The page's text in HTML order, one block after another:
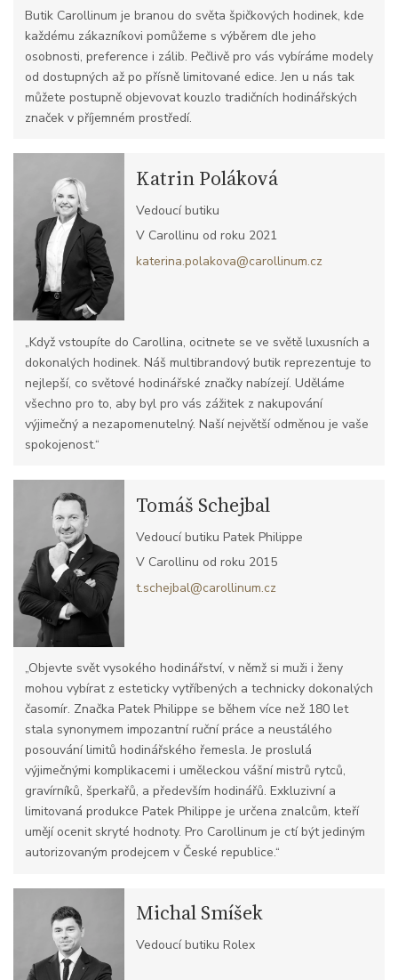
Butik Carollinum je branou do světa špičkových hodinek, kde
každému zákazníkovi pomůžeme s výběrem dle jeho
osobnosti, preference i zálib. Pečlivě pro vás vybíráme modely
od dostupných až po přísně limitované edice. Jen u nás tak
můžete postupně objevovat kouzlo tradičních hodinářských
značek v příjemném prostředí.
Katrin Poláková
Vedoucí butiku
V Carollinu od roku 2021
katerina.polakova@carollinum.cz
„Když vstoupíte do Carollina, ocitnete se ve světě luxusních a
dokonalých hodinek. Náš multibrandový butik reprezentuje to
nejlepší, co světové hodinářské značky nabízejí. Uděláme
všechno pro to, aby byl pro vás zážitek z nakupování
výjimečný a nezapomenutelný. Naší největší odměnou je vaše
spokojenost.“
Tomáš Schejbal
Vedoucí butiku Patek Philippe
V Carollinu od roku 2015
t.schejbal@carollinum.cz
„Objevte svět vysokého hodinářství, v němž si muži i ženy
mohou vybírat z esteticky vytříbených a technicky dokonalých
časomír. Značka Patek Philippe se během více než 180 let
stala synonymem impozantní ruční práce a neustálého
posouvání limitů hodinářského řemesla. Je proslulá
výjimečnými komplikacemi i uměleckou vášní mistrů rytců,
gravírníků, šperkařů, a především hodinářů. Exkluzivní a
limitovaná produkce Patek Philippe je určena znalcům, kteří
umějí ocenit skryté hodnoty. Pro Carollinum je ctí být jediným
autorizovaným prodejcem v České republice.“
Michal Smíšek
Vedoucí butiku Rolex